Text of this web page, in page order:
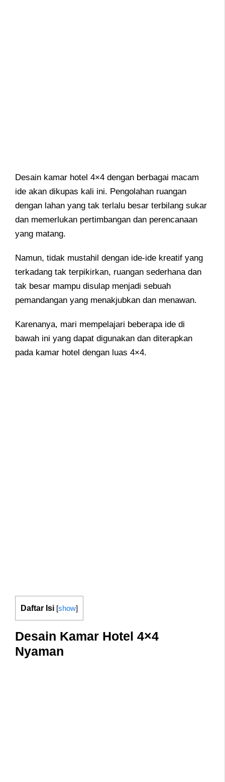
Desain kamar hotel 4×4 dengan berbagai macam
ide akan dikupas kali ini. Pengolahan ruangan
dengan lahan yang tak terlalu besar terbilang sukar
dan memerlukan pertimbangan dan perencanaan
yang matang.
Namun, tidak mustahil dengan ide-ide kreatif yang
terkadang tak terpikirkan, ruangan sederhana dan
tak besar mampu disulap menjadi sebuah
pemandangan yang menakjubkan dan menawan.
Karenanya, mari mempelajari beberapa ide di
bawah ini yang dapat digunakan dan diterapkan
pada kamar hotel dengan luas 4×4.
Daftar Isi [show]
Desain Kamar Hotel 4×4
Nyaman